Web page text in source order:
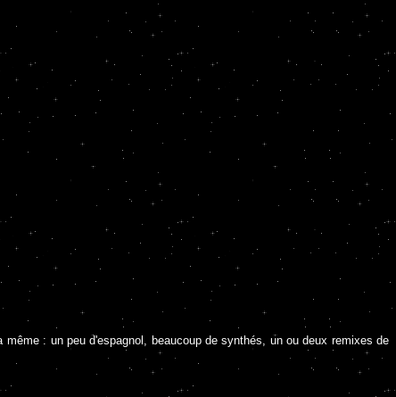
: un peu d'espagnol, beaucoup de synthés, un ou deux remixes de